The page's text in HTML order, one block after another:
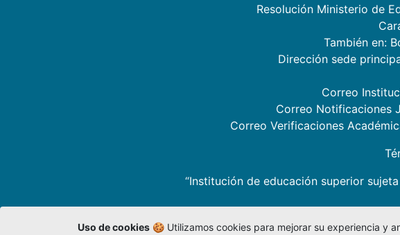
Resolución Ministerio de
También en:
Dirección sede
Correo
Correo Notificaciones
Correo Verificaciones
“Institución de educación superior
Uso de cookies 🍪 Utilizamos cookies para mejorar su experiencia y